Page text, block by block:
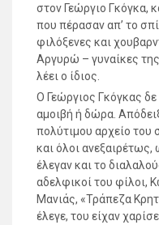
στον Γεώργιο Γκόγκα,
που πέρασαν απ’ το
φιλόξενες και
Αργυρώ – γυναίκες
λέει ο ίδιος.
Ο Γεώργιος Γκόγκας
αμοιβή ή δώρα.
πολύτιμου αρχείο του
και όλοι
έλεγαν και το
αδελφικοί του φίλοι,
Μανιάς, «Τράπεζα
έλεγε, του είχαν